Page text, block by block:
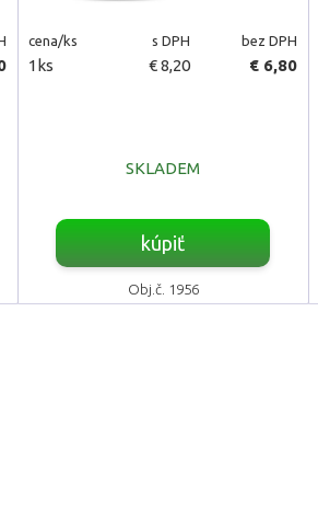
cena/ks s DPH bez DPH
1ks € 8,20 € 6,80
SKLADEM
kúpiť
Obj.č. 1956